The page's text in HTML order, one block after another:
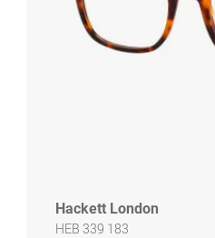
Hackett London
HEB 339 183